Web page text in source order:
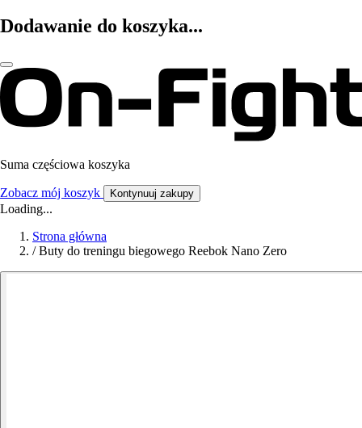
Dodawanie do koszyka...
Suma częściowa koszyka
Zobacz mój koszyk Kontynuuj zakupy
Loading...
Strona główna
/ Buty do treningu biegowego Reebok Nano Zero